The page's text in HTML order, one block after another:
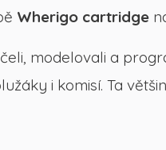
Wherigo cartridge
modelovali a
i komisí. Ta